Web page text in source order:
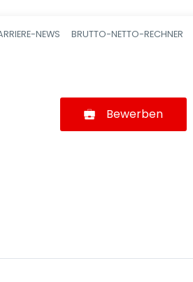
NEWS BRUTTO-NETTO-RECHNER
Bewerben